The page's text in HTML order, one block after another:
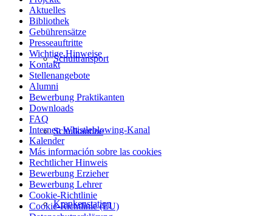
Schultransport
Schulkantine
Krankenstation
Aktuelles
Bibliothek
Gebührensätze
Presseauftritte
Wichtige Hinweise
Kontakt
Stellenangebote
Alumni
Bewerbung Praktikanten
Downloads
FAQ
Internen Whistleblowing-Kanal
Kalender
Más información sobre las cookies
Rechtlicher Hinweis
Bewerbung Erzieher
Bewerbung Lehrer
Cookie-Richtlinie
Cookie-Richtlinie (EU)